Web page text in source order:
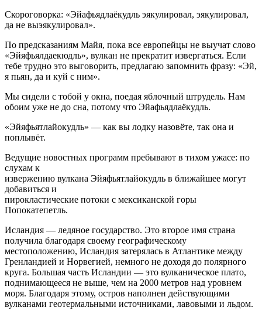
Скороговорка: «Эйафьядлаёкудль эякулировал, эякулировал,
да не выэякулировал».
По предсказаниям Майя, пока все европейцы не выучат слово
«Эйяфьялдаекюдль», вулкан не прекратит извергаться. Если
тебе трудно это выговорить, предлагаю запомнить фразу: «Эй,
я пьян, да и куй с ним».
Мы сидели с тобой у окна, поедая яблочный штрудель. Нам
обоим уже не до сна, потому что Эйафьядлаёкудль.
«Эйяфьятлайокудль» — как вы лодку назовёте, так она и
поплывёт.
Ведущие новостных программ пребывают в тихом ужасе: по
слухам к
извержению вулкана Эйяфьятлайокудль в ближайшее могут
добавиться и
пирокластические потоки с мексиканской горы
Попокатепетль.
Исландия — ледяное государство. Это второе имя страна
получила благодаря своему географическому
местоположению, Исландия затерялась в Атлантике между
Гренландией и Норвегией, немного не доходя до полярного
круга. Большая часть Исландии — это вулканическое плато,
поднимающееся не выше, чем на 2000 метров над уровнем
моря. Благодаря этому, остров наполнен действующими
вулканами геотермальными источниками, лавовыми и льдом.